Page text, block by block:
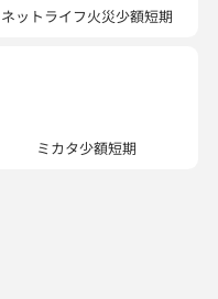
います。
、学資保険、介護保険、収入